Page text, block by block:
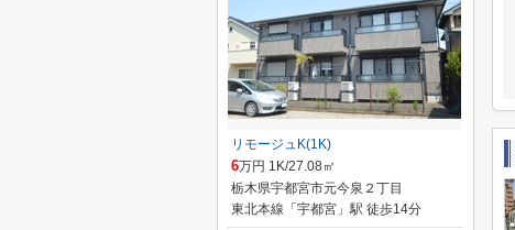
リモージュK(1K)
6万円 1K/27.08㎡
栃木県宇都宮市元今泉２丁目
東北本線「宇都宮」駅 徒歩14分